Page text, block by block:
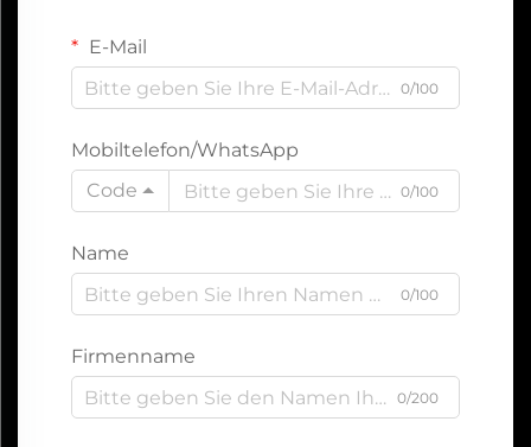
E-Mail
0/100
Mobiltelefon/WhatsApp
Code
0/100
Name
0/100
Firmenname
0/200